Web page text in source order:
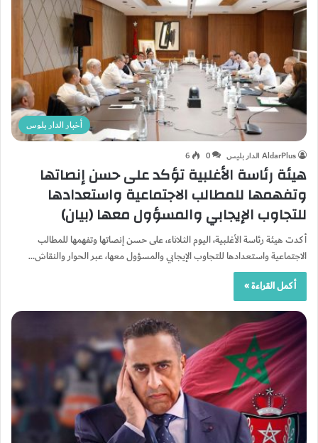
أخبار الدار بلوس
AldarPlus الدار بليس 0
6
هيئة رئاسة الأغلبية تؤكد على حسن إنصاتها
وتفهمها للمطالب الاجتماعية واستعدادها
للتجاوب الإيجابي والمسؤول معها (بيان)
أكدت هيئة رئاسة الأغلبية، اليوم الثلاثاء، على حسن إنصاتها وتفهمها للمطالب
الاجتماعية واستعدادها للتجاوب الإيجابي والمسؤول معها، عبر الحوار والنقاش…
أكمل القراءة »